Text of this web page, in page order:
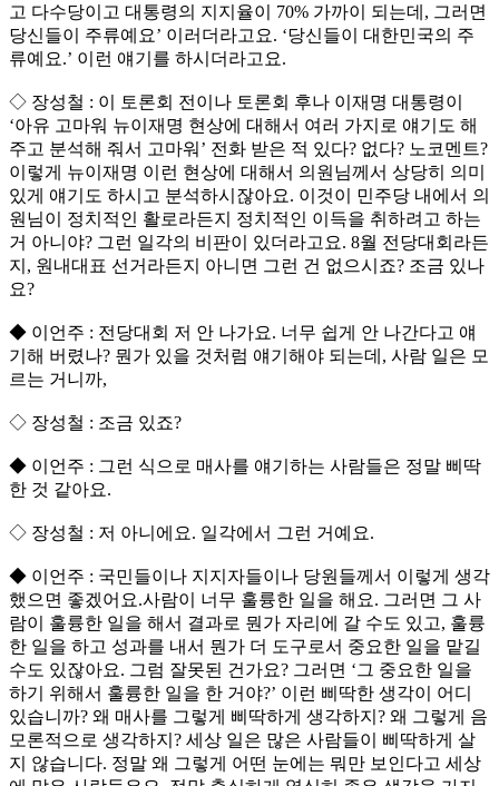
고 다수당이고 대통령의 지지율이 70% 가까이 되는데, 그러면
당신들이 주류예요’ 이러더라고요. ‘당신들이 대한민국의 주
류예요.’ 이런 얘기를 하시더라고요.
◇ 장성철 : 이 토론회 전이나 토론회 후나 이재명 대통령이
‘아유 고마워 뉴이재명 현상에 대해서 여러 가지로 얘기도 해
주고 분석해 줘서 고마워’ 전화 받은 적 있다? 없다? 노코멘트?
이렇게 뉴이재명 이런 현상에 대해서 의원님께서 상당히 의미
있게 얘기도 하시고 분석하시잖아요. 이것이 민주당 내에서 의
원님이 정치적인 활로라든지 정치적인 이득을 취하려고 하는
거 아니야? 그런 일각의 비판이 있더라고요. 8월 전당대회라든
지, 원내대표 선거라든지 아니면 그런 건 없으시죠? 조금 있나
요?
◆ 이언주 : 전당대회 저 안 나가요. 너무 쉽게 안 나간다고 얘
기해 버렸나? 뭔가 있을 것처럼 얘기해야 되는데, 사람 일은 모
르는 거니까,
◇ 장성철 : 조금 있죠?
◆ 이언주 : 그런 식으로 매사를 얘기하는 사람들은 정말 삐딱
한 것 같아요.
◇ 장성철 : 저 아니에요. 일각에서 그런 거예요.
◆ 이언주 : 국민들이나 지지자들이나 당원들께서 이렇게 생각
했으면 좋겠어요.사람이 너무 훌륭한 일을 해요. 그러면 그 사
람이 훌륭한 일을 해서 결과로 뭔가 자리에 갈 수도 있고, 훌륭
한 일을 하고 성과를 내서 뭔가 더 도구로서 중요한 일을 맡길
수도 있잖아요. 그럼 잘못된 건가요? 그러면 ‘그 중요한 일을
하기 위해서 훌륭한 일을 한 거야?’ 이런 삐딱한 생각이 어디
있습니까? 왜 매사를 그렇게 삐딱하게 생각하지? 왜 그렇게 음
모론적으로 생각하지? 세상 일은 많은 사람들이 삐딱하게 살
지 않습니다. 정말 왜 그렇게 어떤 눈에는 뭐만 보인다고 세상